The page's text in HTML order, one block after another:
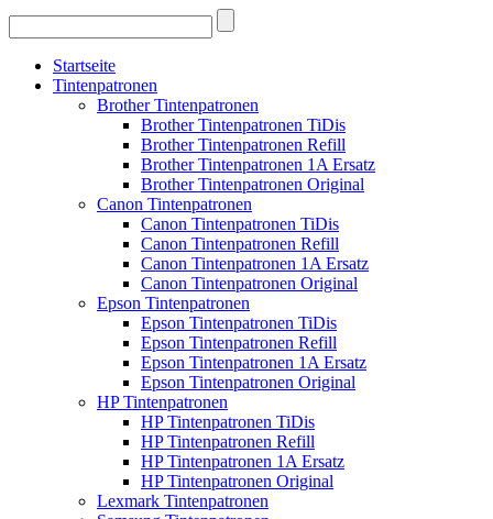
Startseite
Tintenpatronen
Brother Tintenpatronen
Brother Tintenpatronen TiDis
Brother Tintenpatronen Refill
Brother Tintenpatronen 1A Ersatz
Brother Tintenpatronen Original
Canon Tintenpatronen
Canon Tintenpatronen TiDis
Canon Tintenpatronen Refill
Canon Tintenpatronen 1A Ersatz
Canon Tintenpatronen Original
Epson Tintenpatronen
Epson Tintenpatronen TiDis
Epson Tintenpatronen Refill
Epson Tintenpatronen 1A Ersatz
Epson Tintenpatronen Original
HP Tintenpatronen
HP Tintenpatronen TiDis
HP Tintenpatronen Refill
HP Tintenpatronen 1A Ersatz
HP Tintenpatronen Original
Lexmark Tintenpatronen